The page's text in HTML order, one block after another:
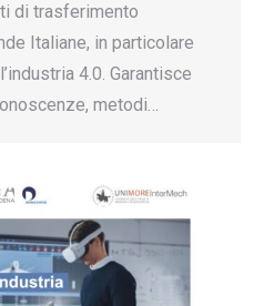
di trasferimento
Italiane, in particolare
4.0. Garantisce
metodi…